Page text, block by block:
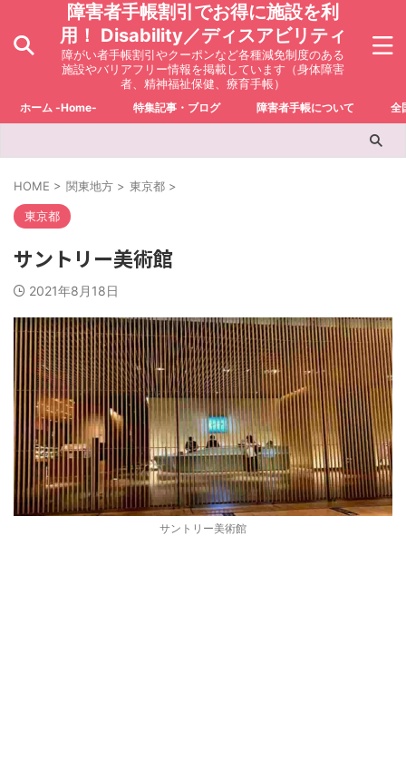
障害者手帳割引でお得に施設を利
用！ Disability／ディスアビリティ
障がい者手帳割引やクーポンなど各種減免制度のある
施設やバリアフリー情報を掲載しています（身体障害
者、精神福祉保健、療育手帳）
ホーム -Home- 特集記事・ブログ 障害者手帳について 全
HOME > 関東地方 > 東京都 >
東京都
サントリー美術館
2021年8月18日
サントリー美術館